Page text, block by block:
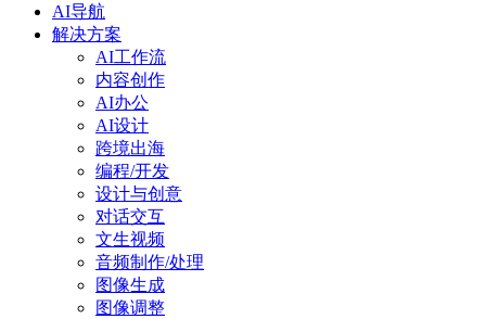
AI导航
解决方案
AI工作流
内容创作
AI办公
AI设计
跨境出海
编程/开发
设计与创意
对话交互
文生视频
音频制作/处理
图像生成
图像调整